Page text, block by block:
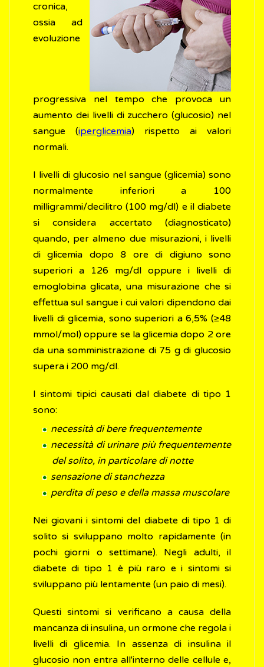
cronica,
ossia ad
evoluzione
progressiva nel tempo che provoca un
aumento dei livelli di zucchero (glucosio) nel
sangue (iperglicemia) rispetto ai valori
normali.
I livelli di glucosio nel sangue (glicemia) sono
normalmente inferiori a 100
milligrammi/decilitro (100 mg/dl) e il diabete
si considera accertato (diagnosticato)
quando, per almeno due misurazioni, i livelli
di glicemia dopo 8 ore di digiuno sono
superiori a 126 mg/dl oppure i livelli di
emoglobina glicata, una misurazione che si
effettua sul sangue i cui valori dipendono dai
livelli di glicemia, sono superiori a 6,5% (≥48
mmol/mol) oppure se la glicemia dopo 2 ore
da una somministrazione di 75 g di glucosio
supera i 200 mg/dl.
I sintomi tipici causati dal diabete di tipo 1
sono:
necessità di bere frequentemente
necessità di urinare più frequentemente
del solito, in particolare di notte
sensazione di stanchezza
perdita di peso e della massa muscolare
Nei giovani i sintomi del diabete di tipo 1 di
solito si sviluppano molto rapidamente (in
pochi giorni o settimane). Negli adulti, il
diabete di tipo 1 è più raro e i sintomi si
sviluppano più lentamente (un paio di mesi).
Questi sintomi si verificano a causa della
mancanza di insulina, un ormone che regola i
livelli di glicemia. In assenza di insulina il
glucosio non entra all'interno delle cellule e,